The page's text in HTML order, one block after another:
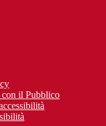
il Pubblico